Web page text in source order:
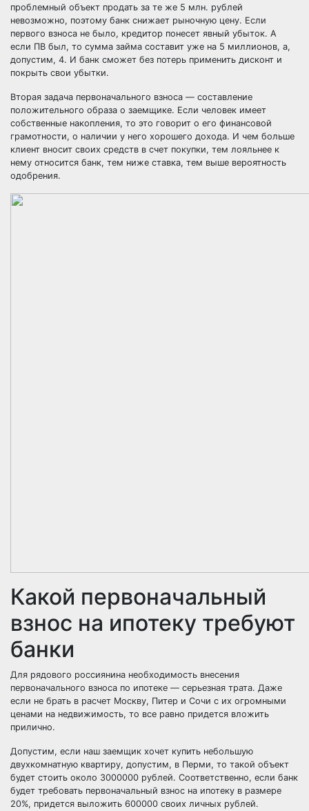
проблемный объект продать за те же 5 млн. рублей
невозможно, поэтому банк снижает рыночную цену. Если
первого взноса не было, кредитор понесет явный убыток. А
если ПВ был, то сумма займа составит уже на 5 миллионов, а,
допустим, 4. И банк сможет без потерь применить дисконт и
покрыть свои убытки.
Вторая задача первоначального взноса — составление
положительного образа о заемщике. Если человек имеет
собственные накопления, то это говорит о его финансовой
грамотности, о наличии у него хорошего дохода. И чем больше
клиент вносит своих средств в счет покупки, тем лояльнее к
нему относится банк, тем ниже ставка, тем выше вероятность
одобрения.
Какой первоначальный
взнос на ипотеку требуют
банки
Для рядового россиянина необходимость внесения
первоначального взноса по ипотеке — серьезная трата. Даже
если не брать в расчет Москву, Питер и Сочи с их огромными
ценами на недвижимость, то все равно придется вложить
прилично.
Допустим, если наш заемщик хочет купить небольшую
двухкомнатную квартиру, допустим, в Перми, то такой объект
будет стоить около 3000000 рублей. Соответственно, если банк
будет требовать первоначальный взнос на ипотеку в размере
20%, придется выложить 600000 своих личных рублей.